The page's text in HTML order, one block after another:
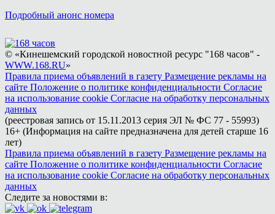
Подробный анонс номера
© «Кинешемский городской новостной ресурс "168 часов" -
WWW.168.RU»
Правила приема объявлений в газету Размещение рекламы на
сайте Положение о политике конфиденциальности Согласие
на использование cookie Согласие на обработку персональных
данных
(реестровая запись от 15.11.2013 серия ЭЛ № ФС 77 - 55993)
16+ (Информация на сайте предназначена для детей старше 16
лет)
Правила приема объявлений в газету Размещение рекламы на
сайте Положение о политике конфиденциальности Согласие
на использование cookie Согласие на обработку персональных
данных
Следите за новостями в: